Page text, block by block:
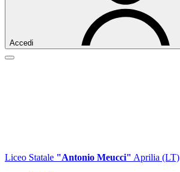
Accedi
Liceo Statale "Antonio Meucci" Aprilia (LT)